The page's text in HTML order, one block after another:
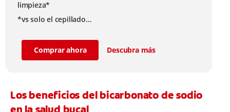
limpieza*
*vs solo el cepillado
bacterias. Elimina hasta 99,9% de bacterias**
**Ayuda a reducir hasta el 99,9% del total de
cosmético sin acción terapéutica.
Comprar ahora Descubra más
Los beneficios del bicarbonato de sodio